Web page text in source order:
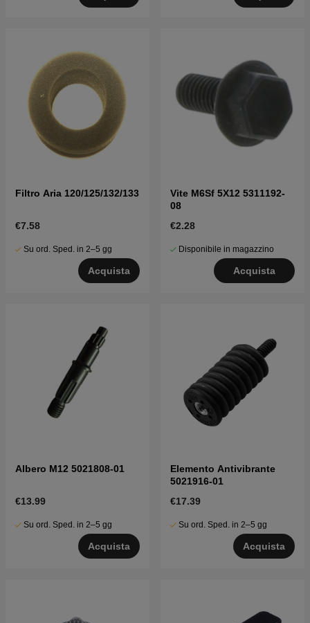
Filtro Aria 120/125/132/133
€7.58
Su ord. Sped. in 2–5 gg
Acquista
Vite M6Sf 5X12 5311192-
08
€2.28
Disponibile in magazzino
Acquista
Albero M12 5021808-01
€13.99
Su ord. Sped. in 2–5 gg
Acquista
Elemento Antivibrante
5021916-01
€17.39
Su ord. Sped. in 2–5 gg
Acquista